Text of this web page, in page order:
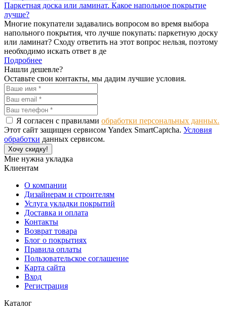
Паркетная доска или ламинат. Какое напольное покрытие
лучше?
Многие покупатели задавались вопросом во время выбора
напольного покрытия, что лучше покупать: паркетную доску
или ламинат? Сходу ответить на этот вопрос нельзя, поэтому
необходимо искать ответ в де
Подробнее
Нашли дешевле?
Оставьте свои контакты, мы дадим лучшие условия.
Я согласен с правилами обработки персональных данных.
Этот сайт защищен сервисом Yandex SmartCaptcha. Условия
обработки данных сервисом.
Хочу скидку!
Мне нужна укладка
Клиентам
О компании
Дизайнерам и строителям
Услуга укладки покрытий
Доставка и оплата
Контакты
Возврат товара
Блог о покрытиях
Правила оплаты
Пользовательское соглашение
Карта сайта
Вход
Регистрация
Каталог